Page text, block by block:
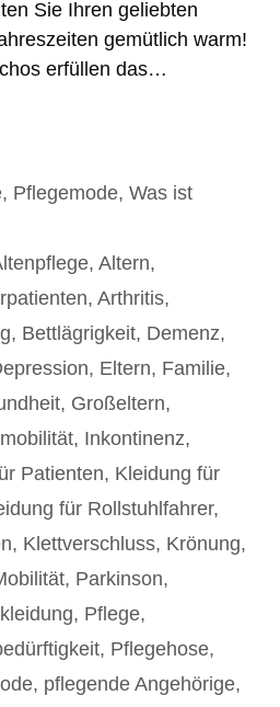
Sie Ihren geliebten
gemütlich warm!
erfüllen das…
, Pflegemode, Was ist
, Altern,
, Arthritis,
, Bettlägrigkeit, Demenz,
, Eltern, Familie,
, Großeltern,
, Inkontinenz,
Patienten, Kleidung für
für Rollstuhlfahrer,
, Klettverschluss, Krönung,
, Parkinson,
, Pflege,
, Pflegehose,
, pflegende Angehörige,